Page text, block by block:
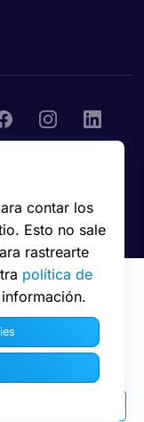
contar los
Esto no sale
rastrearte
política de